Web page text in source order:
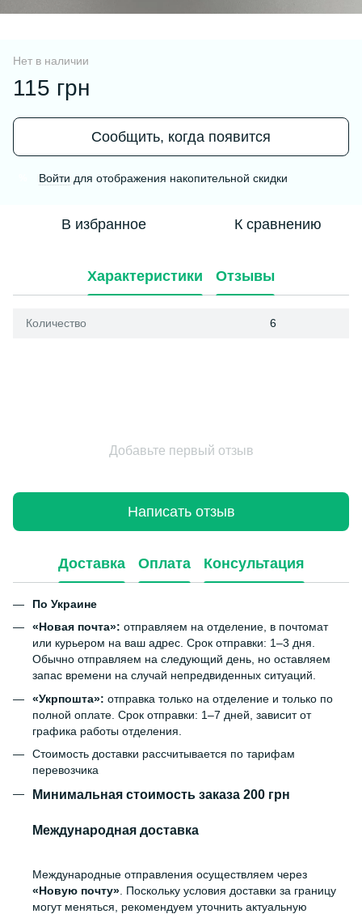
Нет в наличии
115 грн
Сообщить, когда появится
Войти для отображения накопительной скидки
В избранное К сравнению
Характеристики Отзывы
Количество 6
Добавьте первый отзыв
Написать отзыв
Доставка Оплата Консультация
По Украине
«Новая почта»: отправляем на отделение, в почтомат
или курьером на ваш адрес. Срок отправки: 1–3 дня.
Обычно отправляем на следующий день, но оставляем
запас времени на случай непредвиденных ситуаций.
«Укрпошта»: отправка только на отделение и только по
полной оплате. Срок отправки: 1–7 дней, зависит от
графика работы отделения.
Стоимость доставки рассчитывается по тарифам
перевозчика
Минимальная стоимость заказа 200 грн
Международная доставка
Международные отправления осуществляем через
«Новую почту» . Поскольку условия доставки за границу
могут меняться, рекомендуем уточнить актуальную